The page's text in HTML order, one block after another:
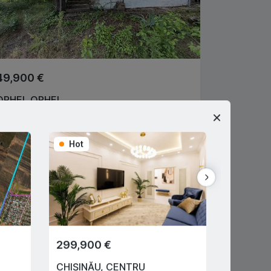
€
,ORHEI
60 m
Ion
079926299
imobiliar
Hot
299,900 €
CHIȘINĂU, CENTRU